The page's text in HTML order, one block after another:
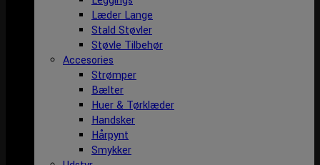
Læder Lange
Stald Støvler
Støvle Tilbehør
Accesories
Strømper
Bælter
Huer & Tørklæder
Handsker
Hårpynt
Smykker